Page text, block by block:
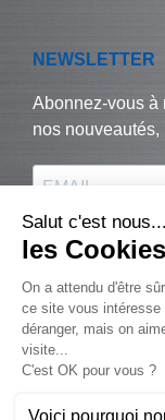
© Biralux